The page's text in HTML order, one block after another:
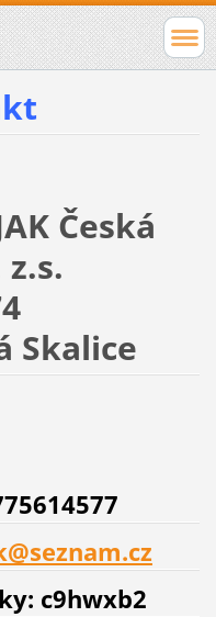
Česká
Skalice
c9hwxb2